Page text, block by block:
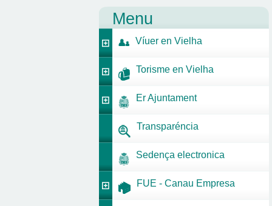
Menu
Víuer en Vielha
Torisme en Vielha
Er Ajuntament
Transparéncia
Sedença electronica
FUE - Canau Empresa